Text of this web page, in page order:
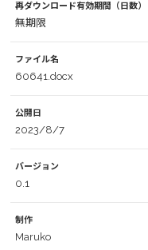
再ダウンロード有効期間（日数）
無期限
ファイル名
60641.docx
公開日
2023/8/7
バージョン
0.1
制作
Maruko